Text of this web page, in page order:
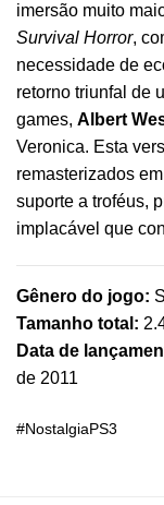
imersão muito
Survival Horror,
necessidade de
retorno triunfal de
games, Albert
Veronica. Esta
remasterizados
suporte a troféus,
implacável que
Gênero do jogo:
Tamanho total:
Data de
de 2011
#NostalgiaPS3